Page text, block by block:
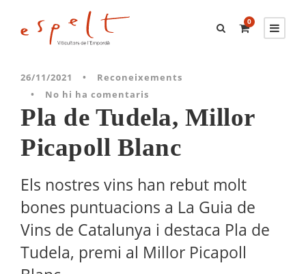
0
26/11/2021 •
Reconeixements
•
No hi ha comentaris
Pla de Tudela, Millor
Picapoll Blanc
Els nostres vins han rebut molt
bones puntuacions a La Guia de
Vins de Catalunya i destaca Pla de
Tudela, premi al Millor Picapoll